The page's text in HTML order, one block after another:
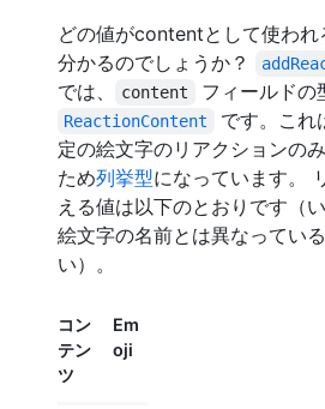
どの値がcontentとして使われ
分かるのでしょうか？
では、
content フィールドの
ReactionContent
です。こ
定の絵文字のリアクションの
ため列挙型になっています。
える値は以下のとおりです（
絵文字の名前とは異なってい
い）。
コン
テン
ツ
Em
oji